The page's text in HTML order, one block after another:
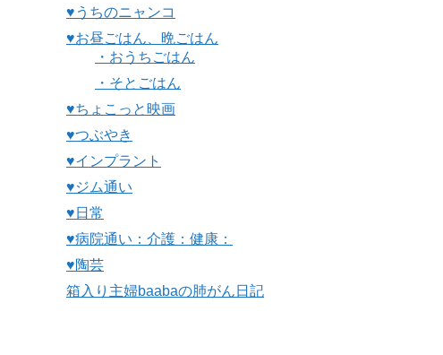
♥うちのニャンコ
♥お昼ごはん、晩ごはん
・おうちごはん
・そとごはん
♥ちょこっと映画
♥つぶやき
♥インプラント
♥ジム通い
♥日常
♥病院通い：介護：健康：
♥陶芸
箱入り主婦baabaの肺がん日記